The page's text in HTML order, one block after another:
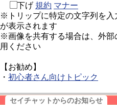
下げ 規約 マナー
※トリップに特定の文字列を
が表示されます
※画像を共有する場合は、外部
用ください
【お勧め】
・ 初心者さん向けトピック
セイチャットからのお知らせ